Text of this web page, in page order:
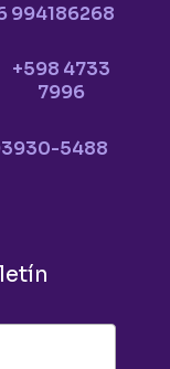
994186268
+598 4733
7996
5488